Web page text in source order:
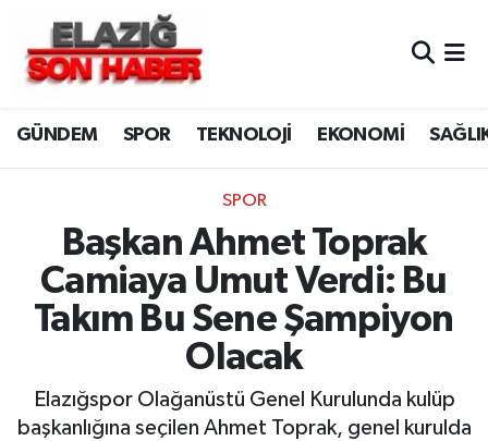
GÜNDEM SPOR TEKNOLOJİ EKONOMİ
SPOR
Başkan Ahmet Toprak
Camiaya Umut Verdi: Bu
Takım Bu Sene Şampiyon
Olacak
Elazığspor Olağanüstü Genel Kurulunda kulüp
başkanlığına seçilen Ahmet Toprak, genel kurulda
CANLI YAYIN
ASAYİŞ
BİLİM VE TEKNOLOJİ
DÜNYA
EĞİTİM
ELAZIĞ
Merkez Hava Durumu
Merkez Trafik Yoğunluk Haritası
Süper Lig Puan Durumu ve Fikstür
Tüm Manşetler
Son Dakika Haberleri